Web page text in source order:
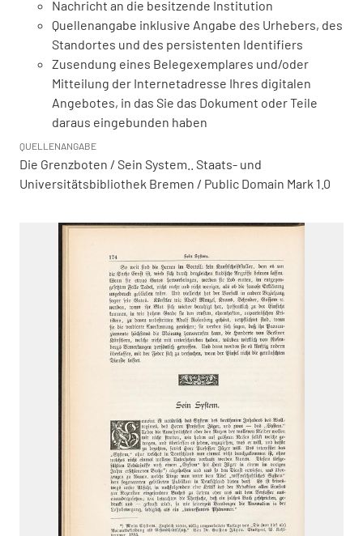
Nachricht an die besitzende Institution
Quellenangabe inklusive Angabe des Urhebers, des
Standortes und des persistenten Identifiers
Zusendung eines Belegexemplares und/oder
Mitteilung der Internetadresse Ihres digitalen
Angebotes, in das Sie das Dokument oder Teile
daraus eingebunden haben
QUELLENANGABE
Die Grenzboten / Sein System.. Staats- und
Universitätsbibliothek Bremen / Public Domain Mark 1.0